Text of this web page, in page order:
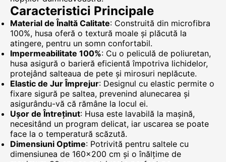
Caracteristici Principale
Material de Înaltă Calitate: Construită din microfibra
100%, husa oferă o textură moale și plăcută la
atingere, pentru un somn confortabil.
Impermeabilitate 100%: Cu o peliculă de poliuretan,
husa asigură o barieră eficientă împotriva lichidelor,
protejând salteaua de pete și mirosuri neplăcute.
Elastic de Jur Împrejur: Designul cu elastic permite o
fixare sigură pe saltea, prevenind alunecarea și
asigurându-vă că rămâne la locul ei.
Ușor de Întreținut: Husa este lavabilă la mașină,
necesitând un program delicat, iar uscarea se poate
face la o temperatură scăzută.
Dimensiuni Optime: Potrivită pentru saltele cu
dimensiunea de 160x200 cm și o înălțime de